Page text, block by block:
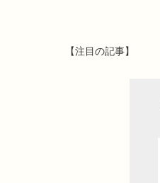
【注目の記事】